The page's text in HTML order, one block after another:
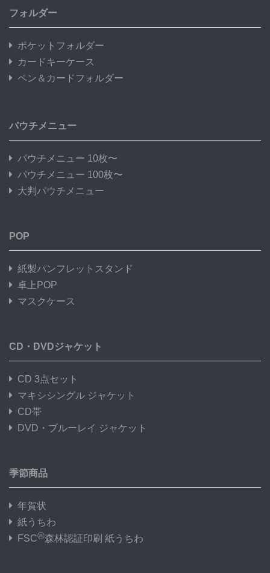
フォルダー
ポケットフォルダー
カードキーケース
ペン＆カードフォルダー
パウチメニュー
パウチメニュー 10枚〜
パウチメニュー 100枚〜
大判パウチメニュー
POP
紙製パンフレットスタンド
卓上POP
マスクケース
CD・DVDジャケット
CD 3点セット
マキシシングル ジャケット
CD帯
DVD・ブルーレイ ジャケット
季節商品
年賀状
紙うちわ
FSC®森林認証印刷 紙うちわ